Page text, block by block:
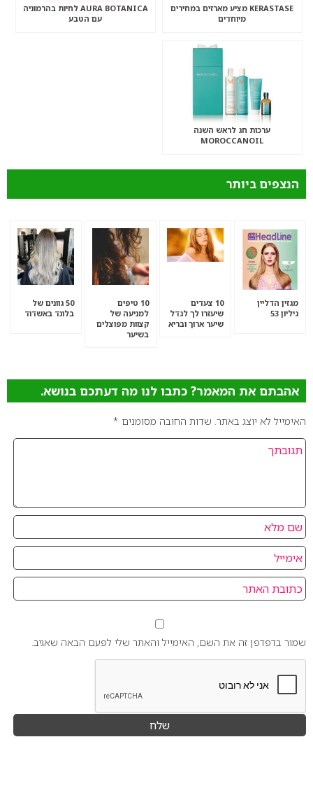
KERASTASE מציע מארזים במחירים
מיוחדים
AURA BOTANICA לחיות בהרמוניה
עם הטבע
ערכות חג לראש השנה
MOROCCANOIL
הנצפים ביותר
מגזין הדליין
גיליון 53
10 צעדים
שיעזרו לך לגדל
שיער ארוך ובריא
10 טיפים
למניעה של
קצוות מפוצלים
בשיער
50 גוונים של
בלונד באשדוד
אהבתם את המאמר? כתבו לנו מה דעתכם בנושא.
האימייל לא יוצג באתר. שדות החובה מסומנים *
שמור בדפדפן זה את השם, האימייל והאתר שלי לפעם הבאה שאגיב.